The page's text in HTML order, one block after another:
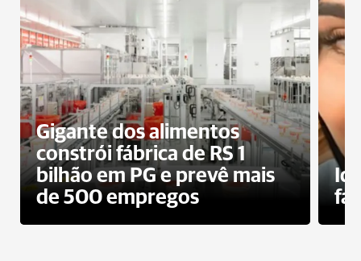
Gigante dos alimentos
constrói fábrica de RS 1
bilhão em PG e prevê mais
de 500 empregos